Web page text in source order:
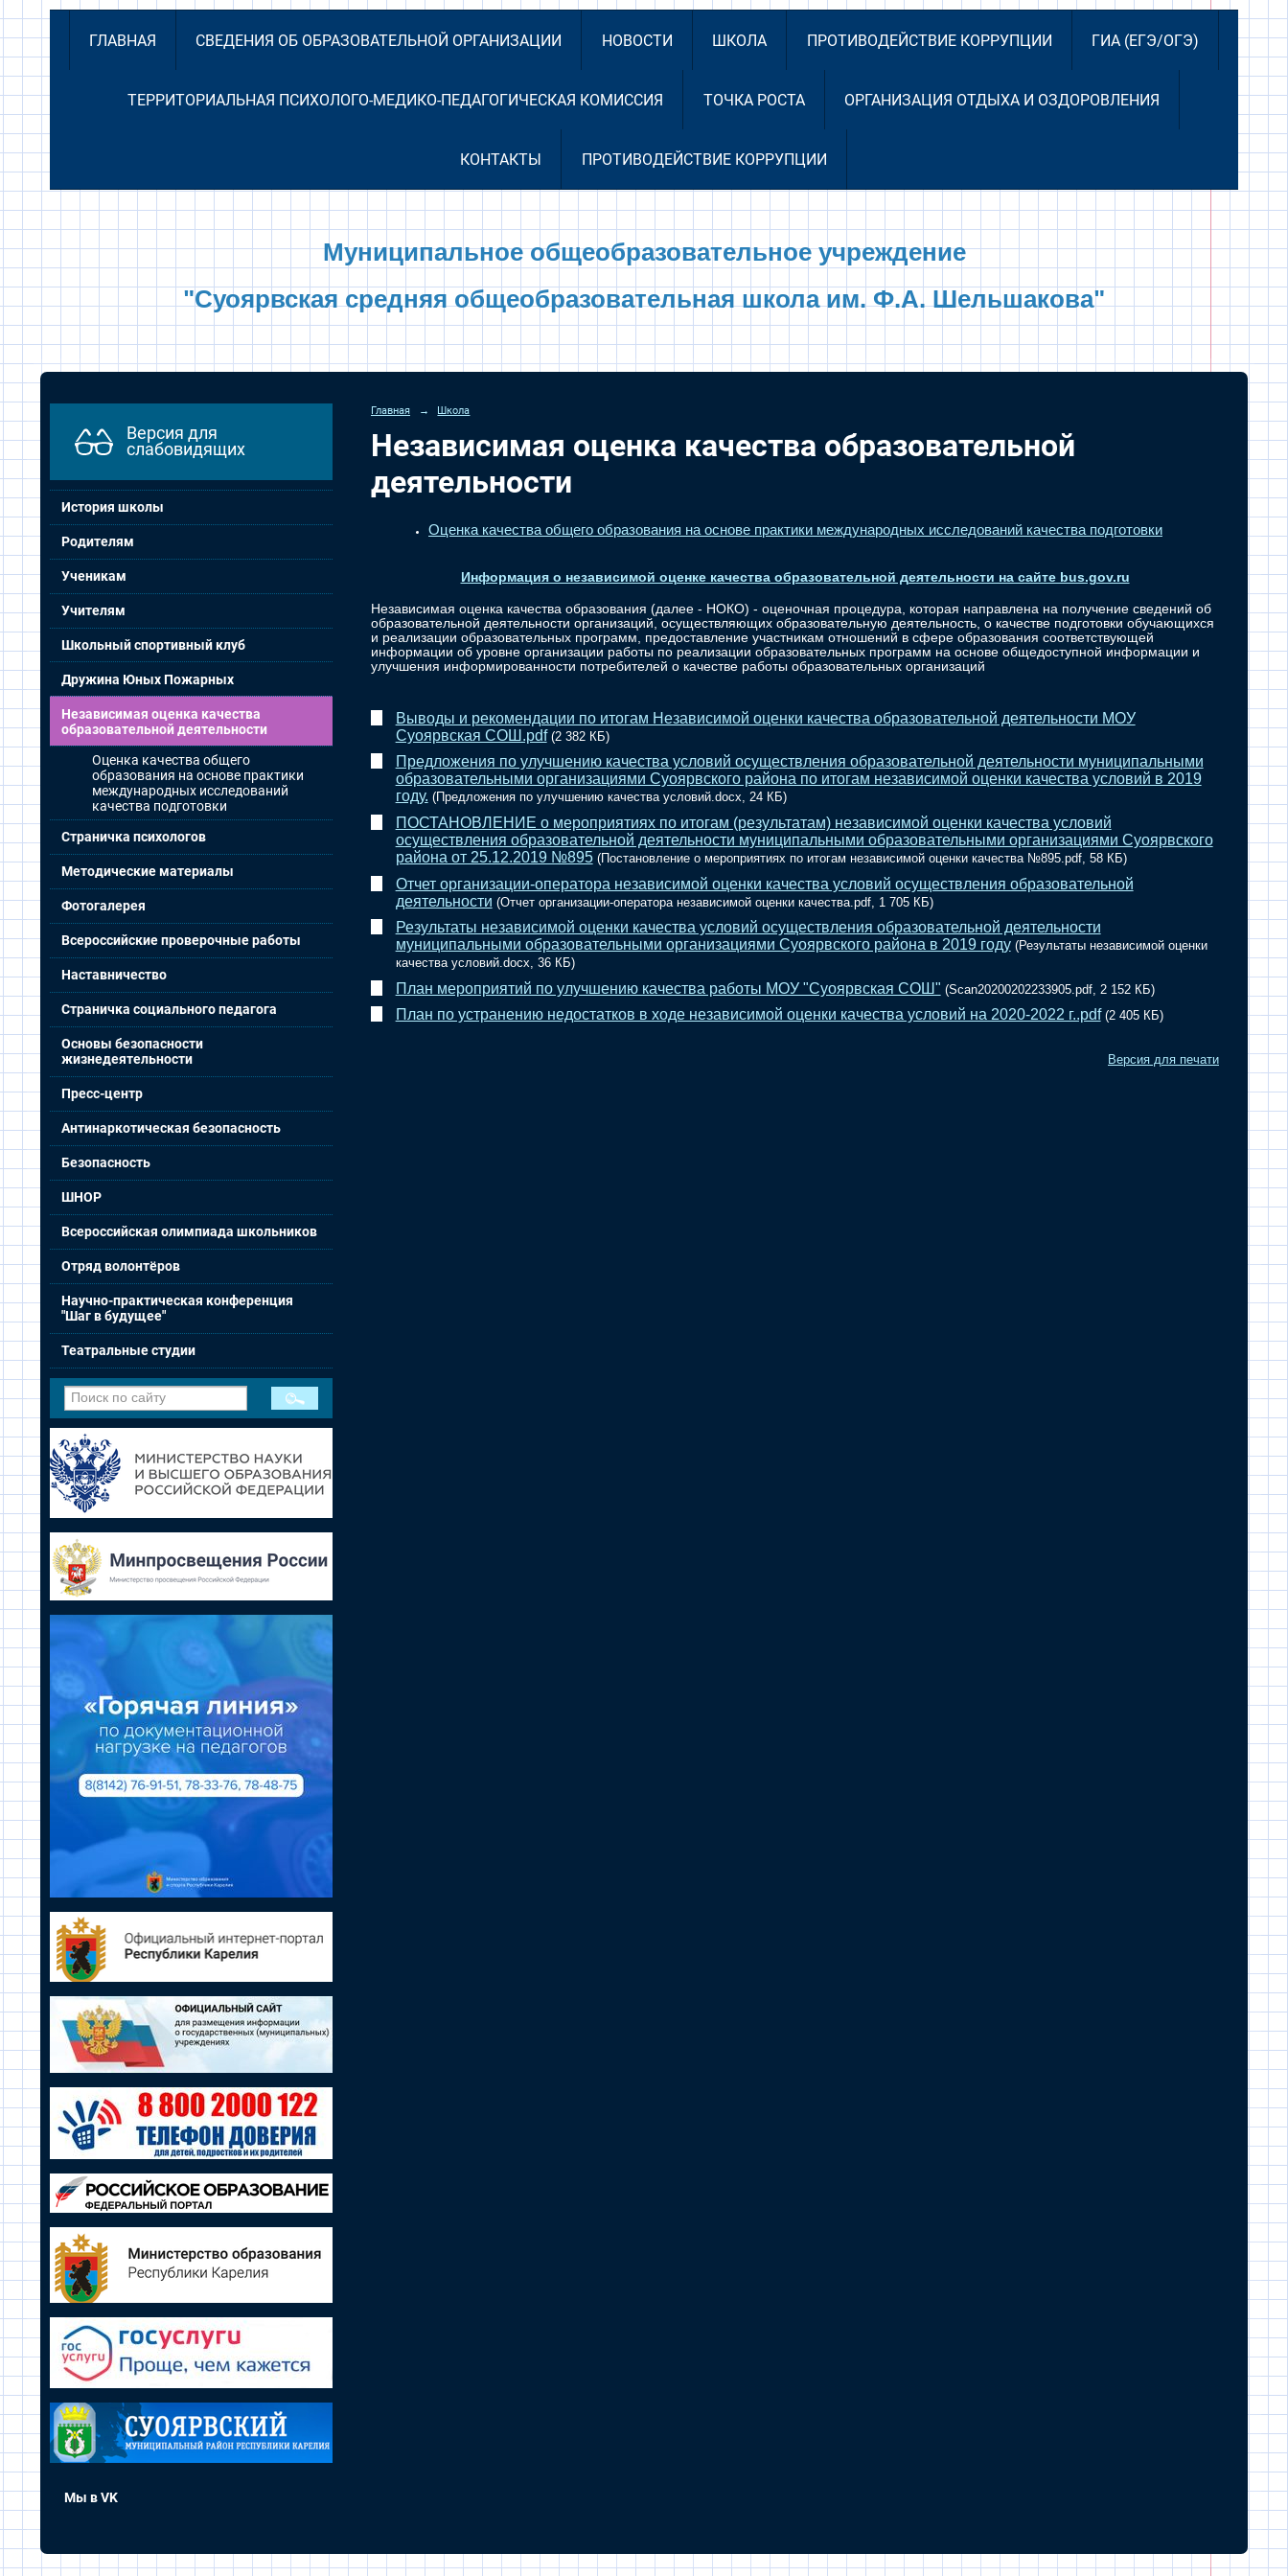
ГЛАВНАЯ СВЕДЕНИЯ ОБ ОБРАЗОВАТЕЛЬНОЙ ОРГАНИЗАЦИИ НОВОСТИ ШКОЛА ПРОТИВОДЕЙСТВИЕ КОРРУПЦИИ ГИА (ЕГЭ/ОГЭ)
ТЕРРИТОРИАЛЬНАЯ ПСИХОЛОГО-МЕДИКО-ПЕДАГОГИЧЕСКАЯ КОМИССИЯ ТОЧКА РОСТА ОРГАНИЗАЦИЯ ОТДЫХА И ОЗДОРОВЛЕНИЯ
КОНТАКТЫ ПРОТИВОДЕЙСТВИЕ КОРРУПЦИИ
Муниципальное общеобразовательное учреждение
"Суоярвская средняя общеобразовательная школа им. Ф.А. Шельшакова"
Версия для
слабовидящих
История школы
Родителям
Ученикам
Учителям
Школьный спортивный клуб
Дружина Юных Пожарных
Независимая оценка качества
образовательной деятельности
Оценка качества общего
образования на основе практики
международных исследований
качества подготовки
Страничка психологов
Методические материалы
Фотогалерея
Всероссийские проверочные работы
Наставничество
Страничка социального педагога
Основы безопасности
жизнедеятельности
Пресс-центр
Антинаркотическая безопасность
Безопасность
ШНОР
Всероссийская олимпиада школьников
Отряд волонтёров
Научно-практическая конференция
"Шаг в будущее"
Театральные студии
Мы в VK
Главная → Школа
Независимая оценка качества образовательной
деятельности
Оценка качества общего образования на основе практики международных исследований качества подготовки
Информация о независимой оценке качества образовательной деятельности на сайте bus.gov.ru
Независимая оценка качества образования (далее - НОКО) - оценочная процедура, которая направлена на получение сведений об
образовательной деятельности организаций, осуществляющих образовательную деятельность, о качестве подготовки обучающихся
и реализации образовательных программ, предоставление участникам отношений в сфере образования соответствующей
информации об уровне организации работы по реализации образовательных программ на основе общедоступной информации и
улучшения информированности потребителей о качестве работы образовательных организаций
Выводы и рекомендации по итогам Независимой оценки качества образовательной деятельности МОУ
Суоярвская СОШ.pdf (2 382 КБ)
Предложения по улучшению качества условий осуществления образовательной деятельности муниципальными
образовательными организациями Суоярвского района по итогам независимой оценки качества условий в 2019
году. (Предложения по улучшению качества условий.docx, 24 КБ)
ПОСТАНОВЛЕНИЕ о мероприятиях по итогам (результатам) независимой оценки качества условий
осуществления образовательной деятельности муниципальными образовательными организациями Суоярвского
района от 25.12.2019 №895 (Постановление о мероприятиях по итогам независимой оценки качества №895.pdf, 58 КБ)
Отчет организации-оператора независимой оценки качества условий осуществления образовательной
деятельности (Отчет организации-оператора независимой оценки качества.pdf, 1 705 КБ)
Результаты независимой оценки качества условий осуществления образовательной деятельности
муниципальными образовательными организациями Суоярвского района в 2019 году (Результаты независимой оценки
качества условий.docx, 36 КБ)
План мероприятий по улучшению качества работы МОУ "Суоярвская СОШ" (Scan20200202233905.pdf, 2 152 КБ)
План по устранению недостатков в ходе независимой оценки качества условий на 2020-2022 г..pdf (2 405 КБ)
Версия для печати